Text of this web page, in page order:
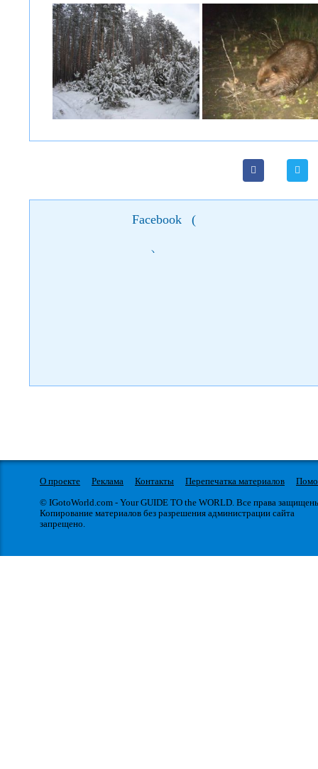
Facebook (
)
О проекте Реклама Контакты Перепечатка материалов
© IGotoWorld.com - Your GUIDE TO the WORLD. Все права
Копирование материалов без разрешения администрации сайта
запрещено.